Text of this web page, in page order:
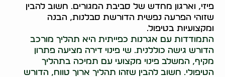
פיזי, וארגון מחדש של סביבת המגורים. חשוב להבין
שזוהי הפרעה נפשית הדורשת סבלנות, הבנה
ומקצועיות בטיפול.
התמודדות עם אגרנות כפייתית היא תהליך מורכב
הדורש גישה כוללנית. שי פינוי דירה מציעה פתרון
מקיף, המשלב פינוי מקצועי עם תמיכה בתהליך
הטיפולי. חשוב להבין שזהו תהליך ארוך טווח, הדורש